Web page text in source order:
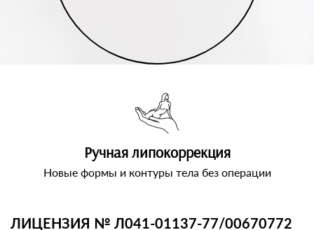
Ручная липокоррекция
Новые формы и контуры тела без операции
ЛИЦЕНЗИЯ № Л041-01137-77/00670772